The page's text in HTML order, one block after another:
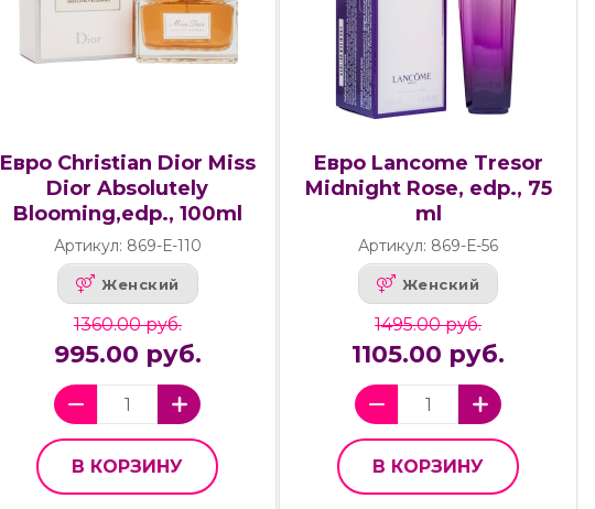
Евро Christian Dior Miss
Dior Absolutely
Blooming,edp., 100ml
Артикул: 869-Е-110
Женский
1360.00 руб.
995.00 руб.
В КОРЗИНУ
Евро Lancome Tresor
Midnight Rose, edp., 75
ml
Артикул: 869-Е-56
Женский
1495.00 руб.
1105.00 руб.
В КОРЗИНУ